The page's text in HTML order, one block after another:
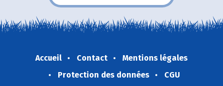
Accueil Contact
Mentions légales
Protection des données
CGU